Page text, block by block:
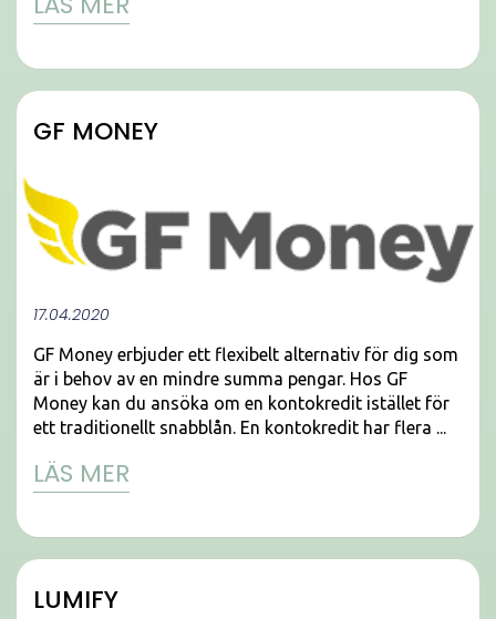
GF MONEY
17.04.2020
GF Money erbjuder ett flexibelt alternativ för dig som
är i behov av en mindre summa pengar. Hos GF
Money kan du ansöka om en kontokredit istället för
ett traditionellt snabblån. En kontokredit har flera ...
LÄS MER
LUMIFY